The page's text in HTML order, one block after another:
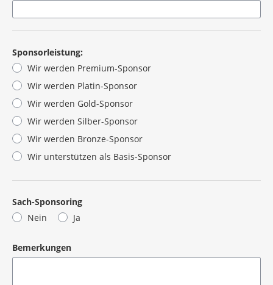
Sponsorleistung:
Wir werden Premium-Sponsor
Wir werden Platin-Sponsor
Wir werden Gold-Sponsor
Wir werden Silber-Sponsor
Wir werden Bronze-Sponsor
Wir unterstützen als Basis-Sponsor
Sach-Sponsoring
Nein
Ja
Bemerkungen